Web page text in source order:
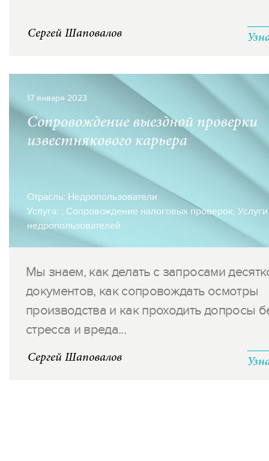
Сергей Шаповалов
17 января 2023
Сопровождение выездной проверки
известнякового карьера
Отрасль: Недропользователи
Услуга: , Сопровождение налоговых проверок,
недропользователей
Мы знаем, как делать с запросами
документов, как сопровождать осмотры
производства и как проходить допросы
стресса и вреда...
Сергей Шаповалов